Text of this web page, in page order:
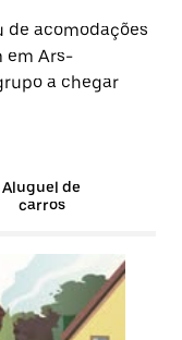
de acomodações
em Ars-
a chegar
Aluguel de
carros